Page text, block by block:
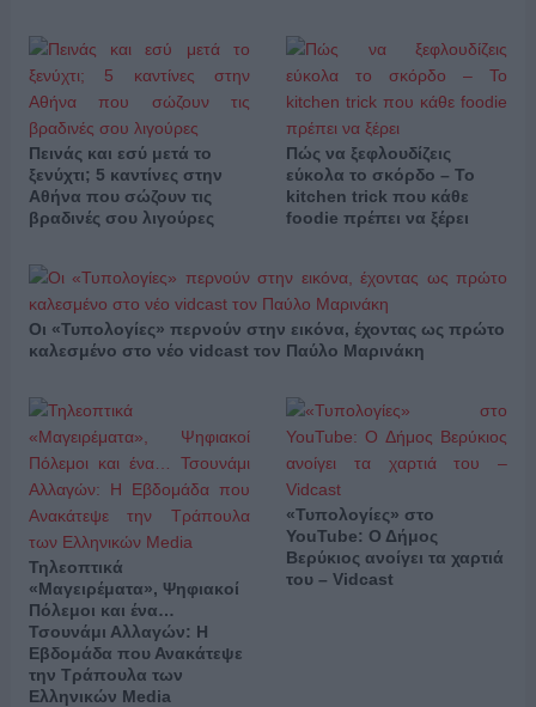
Πεινάς και εσύ μετά το
ξενύχτι; 5 καντίνες στην
Αθήνα που σώζουν τις
βραδινές σου λιγούρες
Πώς να ξεφλουδίζεις
εύκολα το σκόρδο – Το
kitchen trick που κάθε
foodie πρέπει να ξέρει
Οι «Τυπολογίες» περνούν στην εικόνα, έχοντας ως πρώτο
καλεσμένο στο νέο vidcast τον Παύλο Μαρινάκη
Τηλεοπτικά
«Μαγειρέματα», Ψηφιακοί
Πόλεμοι και ένα…
Τσουνάμι Αλλαγών: Η
Εβδομάδα που Ανακάτεψε
την Τράπουλα των
Ελληνικών Media
«Τυπολογίες» στο
YouTube: Ο Δήμος
Βερύκιος ανοίγει τα χαρτιά
του – Vidcast